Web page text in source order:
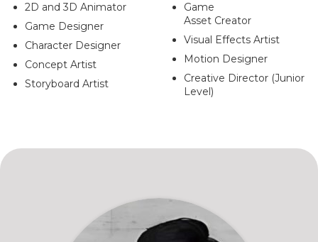
2D and 3D Animator
Game Designer
Character Designer
Concept Artist
Storyboard Artist
Game
Asset Creator
Visual Effects Artist
Motion Designer
Creative Director (Junior
Level)